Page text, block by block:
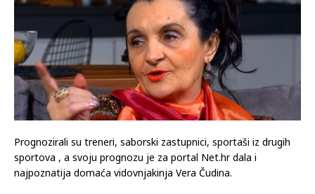
Prognozirali su treneri, saborski zastupnici, sportaši iz drugih
sportova , a svoju prognozu je za portal Net.hr dala i
najpoznatija domaća vidovnjakinja Vera Čudina.